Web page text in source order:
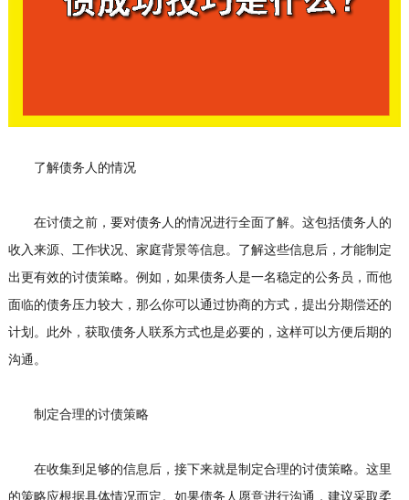
了解债务人的情况
在讨债之前，要对债务人的情况进行全面了解。这包括债务人的
收入来源、工作状况、家庭背景等信息。了解这些信息后，才能制定
出更有效的讨债策略。例如，如果债务人是一名稳定的公务员，而他
面临的债务压力较大，那么你可以通过协商的方式，提出分期偿还的
计划。此外，获取债务人联系方式也是必要的，这样可以方便后期的
沟通。
制定合理的讨债策略
在收集到足够的信息后，接下来就是制定合理的讨债策略。这里